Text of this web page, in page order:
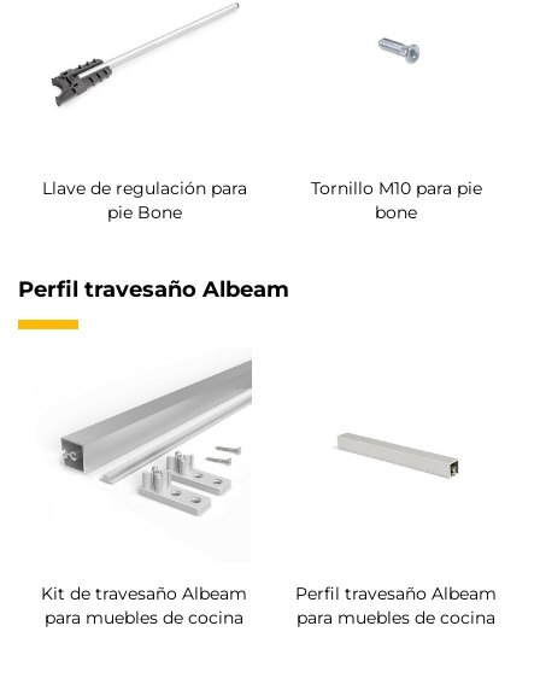
Llave de regulación para
pie Bone
Tornillo M10 para pie
bone
Perfil travesaño Albeam
Kit de travesaño Albeam
para muebles de cocina
Perfil travesaño Albeam
para muebles de cocina